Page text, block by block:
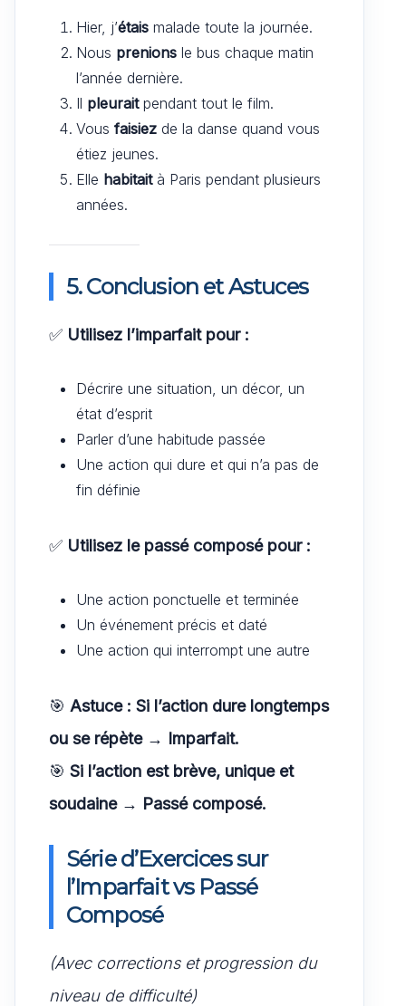
Hier, j’étais malade toute la journée.
Nous prenions le bus chaque matin
l’année dernière.
Il pleuraitpendant tout le film.
Vous faisiez de la danse quand vous
étiez jeunes.
Elle habitaità Paris pendant plusieurs
années.
5. Conclusion et Astuces
✅ Utilisez l’imparfait pour :
Décrire une situation, un décor, un
état d’esprit
Parler d’une habitude passée
Une action qui dure et qui n’a pas de
fin définie
✅ Utilisez le passé composé pour :
Une action ponctuelle et terminée
Un événement précis et daté
Une action qui interrompt une autre
🎯 Astuce : Si l’action dure longtemps
ou se répète → Imparfait.
🎯 Si l’action est brève, unique et
soudaine → Passé composé.
Série d’Exercices sur
l’Imparfait vs Passé
Composé
(Avec corrections et progression du
niveau de difficulté)